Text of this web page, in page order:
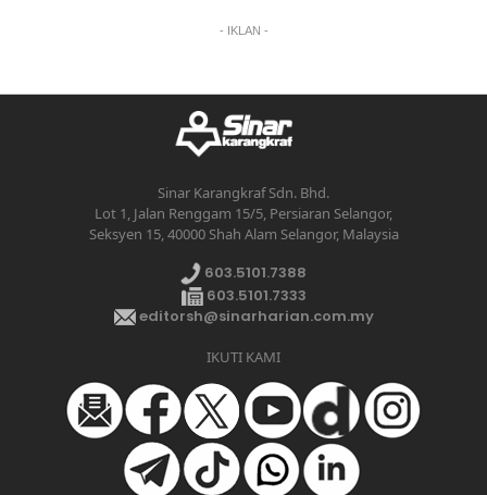
- IKLAN -
Sinar Karangkraf Sdn. Bhd.
Lot 1, Jalan Renggam 15/5, Persiaran Selangor,
Seksyen 15, 40000 Shah Alam Selangor, Malaysia
603.5101.7388
603.5101.7333
editorsh@sinarharian.com.my
IKUTI KAMI